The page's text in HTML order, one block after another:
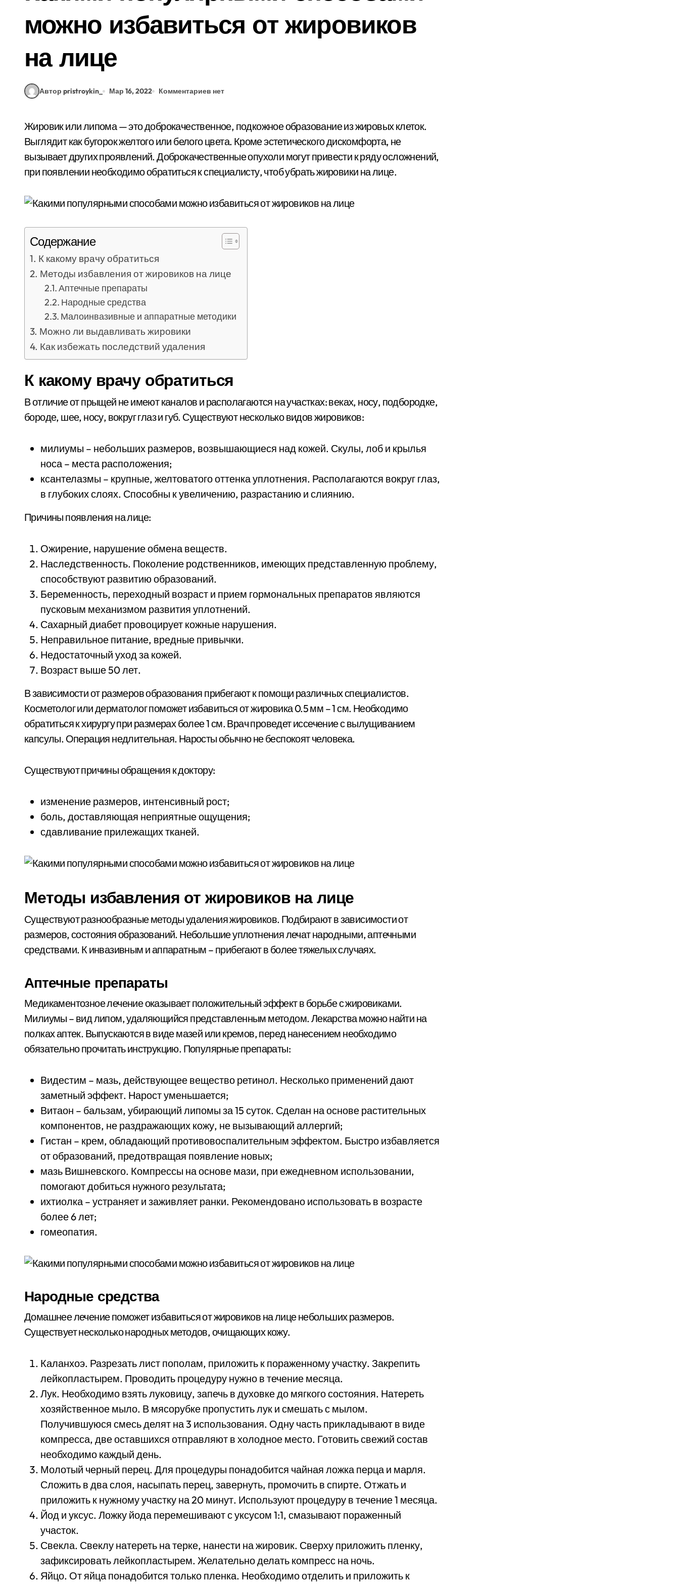
можно избавиться от жировиков
на лице
Автор pristroykin_ Мар 16, 2022 Комментариев нет
Жировик или липома — это доброкачественное, подкожное образование из жировых клеток.
Выглядит как бугорок желтого или белого цвета. Кроме эстетического дискомфорта, не
вызывает других проявлений. Доброкачественные опухоли могут привести к ряду осложнений,
при появлении необходимо обратиться к специалисту, чтоб убрать жировики на лице.
Содержание
К какому врачу обратиться
Методы избавления от жировиков на лице
Аптечные препараты
Народные средства
Малоинвазивные и аппаратные методики
Можно ли выдавливать жировики
Как избежать последствий удаления
К какому врачу обратиться
В отличие от прыщей не имеют каналов и располагаются на участках: веках, носу, подбородке,
бороде, шее, носу, вокруг глаз и губ. Существуют несколько видов жировиков:
милиумы – небольших размеров, возвышающиеся над кожей. Скулы, лоб и крылья
носа – места расположения;
ксантелазмы – крупные, желтоватого оттенка уплотнения. Располагаются вокруг глаз,
в глубоких слоях. Способны к увеличению, разрастанию и слиянию.
Причины появления на лице:
Ожирение, нарушение обмена веществ.
Наследственность. Поколение родственников, имеющих представленную проблему,
способствуют развитию образований.
Беременность, переходный возраст и прием гормональных препаратов являются
пусковым механизмом развития уплотнений.
Сахарный диабет провоцирует кожные нарушения.
Неправильное питание, вредные привычки.
Недостаточный уход за кожей.
Возраст выше 50 лет.
В зависимости от размеров образования прибегают к помощи различных специалистов.
Косметолог или дерматолог поможет избавиться от жировика 0.5 мм – 1 см. Необходимо
обратиться к хирургу при размерах более 1 см. Врач проведет иссечение с вылущиванием
капсулы. Операция недлительная. Наросты обычно не беспокоят человека.
Существуют причины обращения к доктору:
изменение размеров, интенсивный рост;
боль, доставляющая неприятные ощущения;
сдавливание прилежащих тканей.
Методы избавления от жировиков на лице
Существуют разнообразные методы удаления жировиков. Подбирают в зависимости от
размеров, состояния образований. Небольшие уплотнения лечат народными, аптечными
средствами. К инвазивным и аппаратным – прибегают в более тяжелых случаях.
Аптечные препараты
Медикаментозное лечение оказывает положительный эффект в борьбе с жировиками.
Милиумы – вид липом, удаляющийся представленным методом. Лекарства можно найти на
полках аптек. Выпускаются в виде мазей или кремов, перед нанесением необходимо
обязательно прочитать инструкцию. Популярные препараты:
Видестим – мазь, действующее вещество ретинол. Несколько применений дают
заметный эффект. Нарост уменьшается;
Витаон – бальзам, убирающий липомы за 15 суток. Сделан на основе растительных
компонентов, не раздражающих кожу, не вызывающий аллергий;
Гистан – крем, обладающий противовоспалительным эффектом. Быстро избавляется
от образований, предотвращая появление новых;
мазь Вишневского. Компрессы на основе мази, при ежедневном использовании,
помогают добиться нужного результата;
ихтиолка – устраняет и заживляет ранки. Рекомендовано использовать в возрасте
более 6 лет;
гомеопатия.
Народные средства
Домашнее лечение поможет избавиться от жировиков на лице небольших размеров.
Существует несколько народных методов, очищающих кожу.
Каланхоэ. Разрезать лист пополам, приложить к пораженному участку. Закрепить
лейкопластырем. Проводить процедуру нужно в течение месяца.
Лук. Необходимо взять луковицу, запечь в духовке до мягкого состояния. Натереть
хозяйственное мыло. В мясорубке пропустить лук и смешать с мылом.
Получившуюся смесь делят на 3 использования. Одну часть прикладывают в виде
компресса, две оставшихся отправляют в холодное место. Готовить свежий состав
необходимо каждый день.
Молотый черный перец. Для процедуры понадобится чайная ложка перца и марля.
Сложить в два слоя, насыпать перец, завернуть, промочить в спирте. Отжать и
приложить к нужному участку на 20 минут. Используют процедуру в течение 1 месяца.
Йод и уксус. Ложку йода перемешивают с уксусом 1:1, смазывают пораженный
участок.
Свекла. Свеклу натереть на терке, нанести на жировик. Сверху приложить пленку,
зафиксировать лейкопластырем. Желательно делать компресс на ночь.
Яйцо. От яйца понадобится только пленка. Необходимо отделить и приложить к